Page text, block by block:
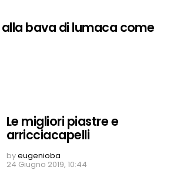
bava di lumaca come
Le migliori piastre e
arricciacapelli
byeugenioba
24 Giugno 2019, 10:44